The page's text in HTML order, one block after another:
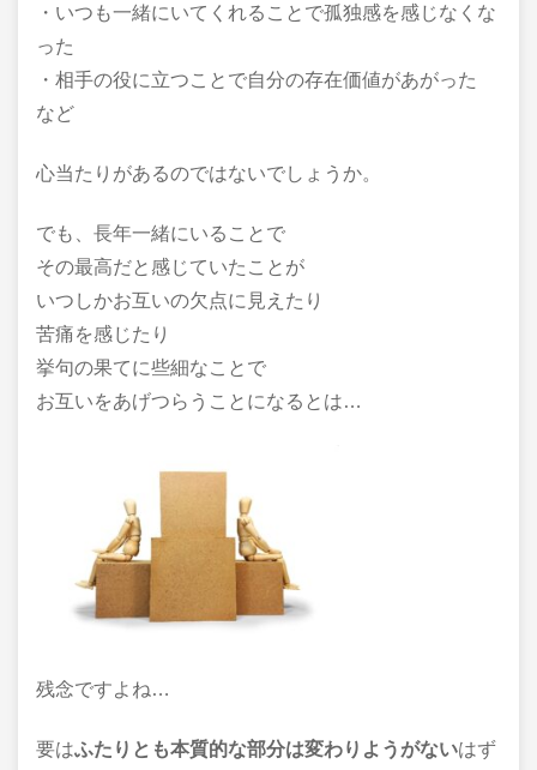
・いつも一緒にいてくれることで孤独感を感じなくな
った
・相手の役に立つことで自分の存在価値があがった
など
心当たりがあるのではないでしょうか。
でも、長年一緒にいることで
その最高だと感じていたことが
いつしかお互いの欠点に見えたり
苦痛を感じたり
挙句の果てに些細なことで
お互いをあげつらうことになるとは…
残念ですよね…
要はふたりとも本質的な部分は変わりようがないはず